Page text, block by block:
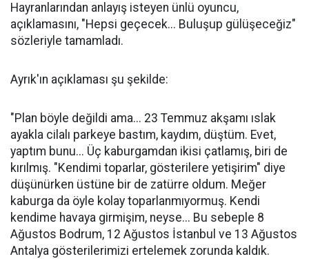
Hayranlarından anlayış isteyen ünlü oyuncu,
açıklamasını, "Hepsi geçecek... Buluşup gülüşeceğiz"
sözleriyle tamamladı.
Ayrık'ın açıklaması şu şekilde:
"Plan böyle değildi ama... 23 Temmuz akşamı ıslak
ayakla cilalı parkeye bastım, kaydım, düştüm. Evet,
yaptım bunu... Üç kaburgamdan ikisi çatlamış, biri de
kırılmış. "Kendimi toparlar, gösterilere yetişirim" diye
düşünürken üstüne bir de zatürre oldum. Meğer
kaburga da öyle kolay toparlanmıyormuş. Kendi
kendime havaya girmişim, neyse... Bu sebeple 8
Ağustos Bodrum, 12 Ağustos İstanbul ve 13 Ağustos
Antalya gösterilerimizi ertelemek zorunda kaldık.